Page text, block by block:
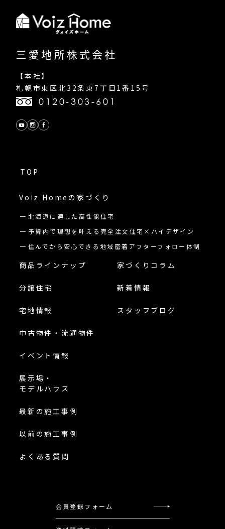
三愛地所株式会社
【本社】
札幌市東区北32条東7丁目1番15号
0120-303-601
TOP
Voiz Homeの 家づくり
北海道に適した高性能住宅
予算内で理想を叶える完全注文住宅×ハイデザイン
住んでから安心できる地域密着アフターフォロー体制
商品ラインナップ
分譲住宅
宅地情報
中古物件・流通物件
イベント情報
展示場・
モデルハウス
最新の施工事例
以前の施工事例
よくある質問
家づくりコラム
新着情報
スタッフブログ
会員登録フォーム